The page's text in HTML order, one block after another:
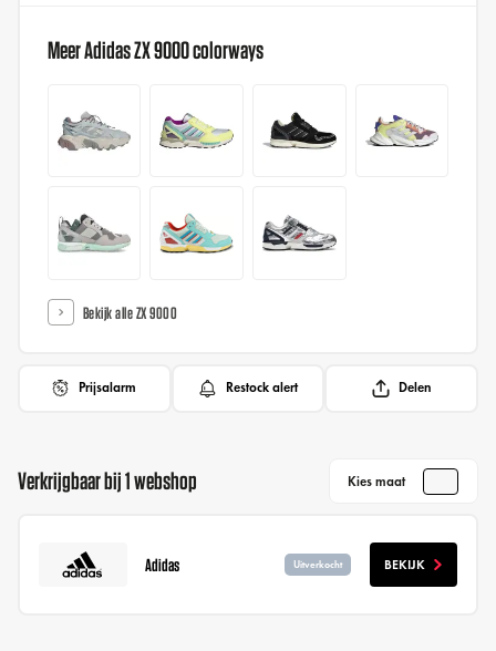
Meer Adidas ZX 9000 colorways
Bekijk alle ZX 9000
Prijsalarm Restock alert Delen
Verkrijgbaar bij 1 webshop Kies maat
Adidas Uitverkocht BEKIJK